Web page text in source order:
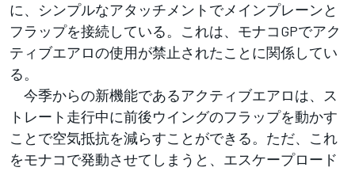
に、シンプルなアタッチメントでメインプレーンと
フラップを接続している。これは、モナコGPでアク
ティブエアロの使用が禁止されたことに関係してい
る。
今季からの新機能であるアクティブエアロは、ス
トレート走行中に前後ウイングのフラップを動かす
ことで空気抵抗を減らすことができる。ただ、これ
をモナコで発動させてしまうと、エスケープロード